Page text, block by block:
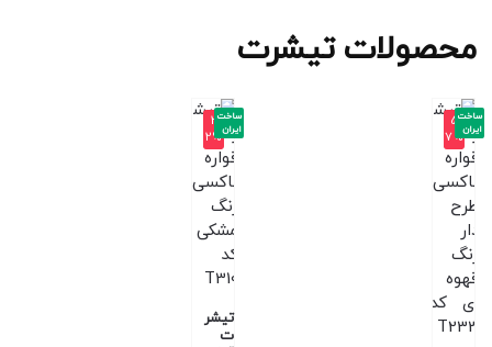
محصولات تیشرت
-5
7%
ساخت
ایران
-3
2%
تیشر
ت
ساخت
ایران